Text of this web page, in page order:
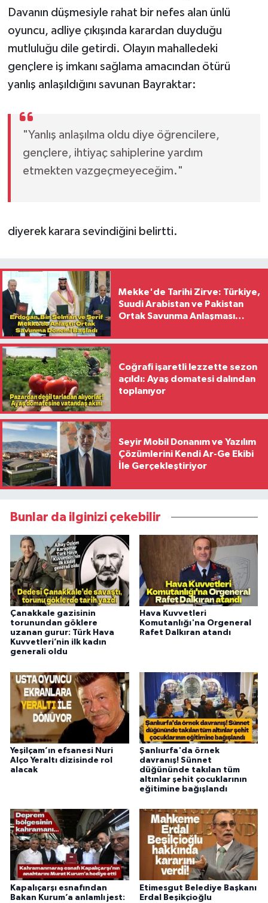
Davanın düşmesiyle rahat bir nefes alan ünlü
oyuncu, adliye çıkışında karardan duyduğu
mutluluğu dile getirdi. Olayın mahalledeki
gençlere iş imkanı sağlama amacından ötürü
yanlış anlaşıldığını savunan Bayraktar:
"Yanlış anlaşılma oldu diye öğrencilere,
gençlere, ihtiyaç sahiplerine yardım
etmekten vazgeçmeyeceğim."
diyerek karara sevindiğini belirtti.
Mekke'de Tarihi Zirve: Türkiye,
Suudi Arabistan ve Pakistan
Ortak Savunma Anlaşması
Coğrafi işaretli lezzette sezon
açıldı: Ayaş domatesi dalından
toplanıyor
Seyir Mobil Donanım ve Yazılım
Çözümlerini Kendi Ar-Ge Ekibi
İle Gerçekleştiriyor
Bunlar da ilginizi çekebilir
Çanakkale gazisinin
torunundan göklere
uzanan gurur: Türk Hava
Kuvvetleri’nin ilk kadın
generali oldu
Hava Kuvvetleri
Komutanlığı'na Orgeneral
Rafet Dalkıran atandı
Yeşilçam’ın efsanesi Nuri
Alço Yeraltı dizisinde rol
alacak
Şanlıurfa'da örnek
davranış! Sünnet
düğününde takılan tüm
altınlar şehit çocuklarının
eğitimine bağışlandı
Kapalıçarşı esnafından
Bakan Kurum’a anlamlı jest:
Etimesgut Belediye Başkanı
Erdal Beşikçioğlu